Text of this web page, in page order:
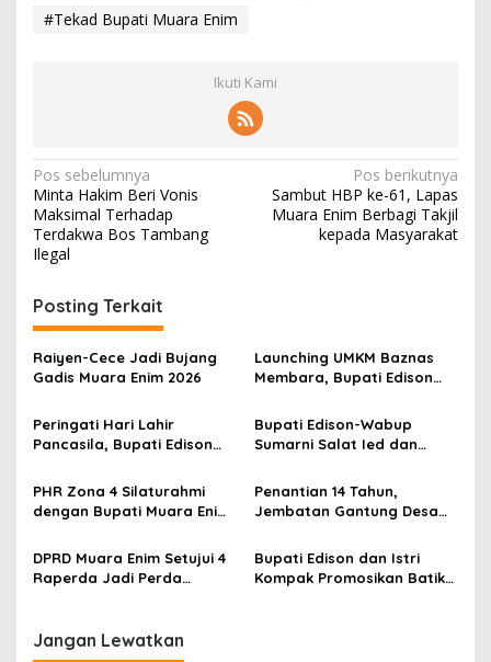
#Tekad Bupati Muara Enim
Ikuti Kami
N
a
v
i
g
a
s
i
p
o
s
Pos sebelumnya
Minta Hakim Beri Vonis
Maksimal Terhadap
Terdakwa Bos Tambang
Ilegal
Pos berikutnya
Sambut HBP ke-61, Lapas
Muara Enim Berbagi Takjil
kepada Masyarakat
Posting Terkait
Raiyen-Cece Jadi Bujang
Gadis Muara Enim 2026
Launching UMKM Baznas
Membara, Bupati Edison
Usaha kepada 200
Mustahik
Peringati Hari Lahir
Pancasila, Bupati Edison
Perkokoh Persatuan dan
Kawal Pembangunan
Bupati Edison-Wabup
Sumarni Salat Ied dan
di Masjid Agung
PHR Zona 4 Silaturahmi
dengan Bupati Muara Enim
Sinergi Dukung Ketahanan
Energi Nasional
Penantian 14 Tahun,
Jembatan Gantung Desa
DPRD Muara Enim Setujui 4
Raperda Jadi Perda
Bupati Edison dan Istri
Kompak Promosikan Batik
Jangan Lewatkan